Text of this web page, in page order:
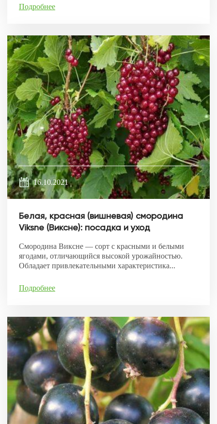
Подробнее
16.10.2021
Белая, красная (вишневая) смородина
Viksne (Виксне): посадка и уход
Смородина Виксне — сорт с красными и белыми
ягодами, отличающийся высокой урожайностью.
Обладает привлекательными характеристика...
Подробнее